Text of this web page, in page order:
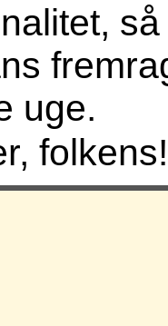
uge.
folkens!